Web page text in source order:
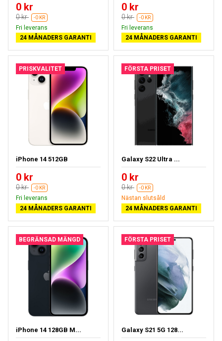
0 kr
0 kr -0 KR
Fri leverans
24 MÅNADERS GARANTI
0 kr
0 kr -0 KR
Fri leverans
24 MÅNADERS GARANTI
PRISKVALITET
iPhone 14 512GB
0 kr
0 kr -0 KR
Fri leverans
24 MÅNADERS GARANTI
FÖRSTA PRISET
Galaxy S22 Ultra ...
0 kr
0 kr -0 KR
Nästan slutsåld
24 MÅNADERS GARANTI
BEGRÄNSAD MÄNGD
iPhone 14 128GB M...
FÖRSTA PRISET
Galaxy S21 5G 128...